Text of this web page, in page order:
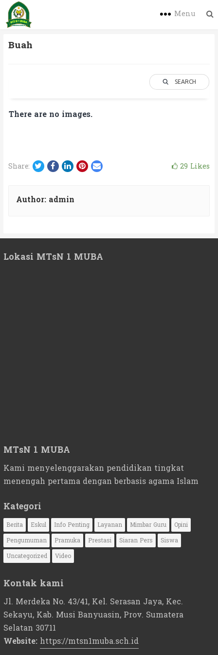
Menu
Buah
SEARCH
There are no images.
Share: Twitter
Facebook
LinkedIn
Pinterest
Email 29 Likes
Author: admin
Lokasi MTsN 1 MUBA
MTsN 1 MUBA
Kami menyelenggarakan pendidikan tingkat
menengah pertama dengan berbasis agama Islam
Kategori
Berita Eskul Info Penting Layanan Mimbar Guru
Opini
Pengumuman
Pramuka Prestasi Siaran Pers
Siswa
Uncategorized
Video
Kontak kami
Jl. Merdeka No. 43/41, Kel. Serasan Jaya, Kec.
Sekayu, Kab. Musi Banyuasin, Prov. Sumatera
Selatan 30711
Website: https://mtsn1muba.sch.id